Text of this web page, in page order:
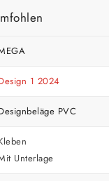
1 2024
PVC
Unterlage